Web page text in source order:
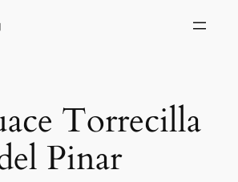
Torrecilla
Pinar